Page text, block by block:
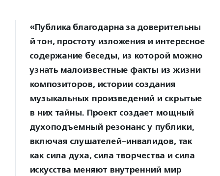
«Публика благодарна за доверительны
й тон, простоту изложения и интересное
содержание беседы, из которой можно
узнать малоизвестные факты из жизни
композиторов, истории создания
музыкальных произведений и скрытые
в них тайны. Проект создает мощный
духоподъемный резонанс у публики,
включая слушателей-инвалидов, так
как сила духа, сила творчества и сила
искусства меняют внутренний мир